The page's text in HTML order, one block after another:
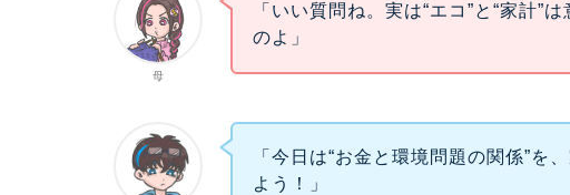
母
「いい質問ね。実は“エコ”と“家計”
のよ」
「今日は“お金と環境問題の関係”を
よう！」